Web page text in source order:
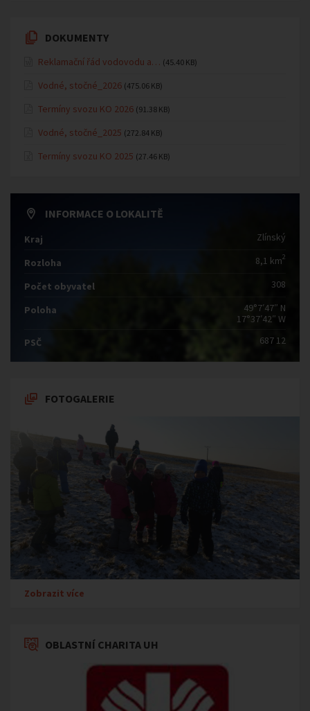
DOKUMENTY
Reklamační řád vodovodu a… (45.40 KB)
Vodné, stočné_2026 (475.06 KB)
Termíny svozu KO 2026 (91.38 KB)
Vodné, stočné_2025 (272.84 KB)
Termíny svozu KO 2025 (27.46 KB)
INFORMACE O LOKALITĚ
Kraj Zlínský
Rozloha 8,1 km2
Počet obyvatel 308
Poloha
49°7′47″ N
17°37′42″ W
PSČ
687 12
FOTOGALERIE
Zobrazit více
OBLASTNÍ CHARITA UH